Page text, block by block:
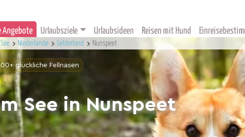
Angebote Urlaubsziele Urlaubsideen Reisen mit Hund
Niederlande Gelderland Nunspeet
glückliche Fellnasen
See in Nunspeet